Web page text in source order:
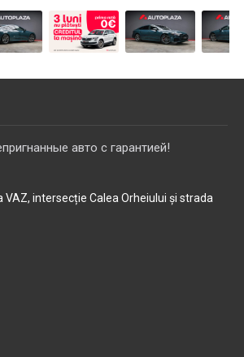
авто с гарантией!
VAZ, intersecție Calea Orheiului și strada